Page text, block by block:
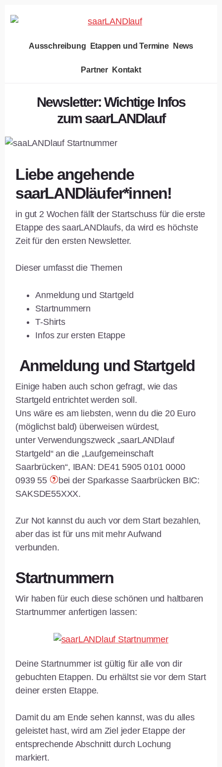
to
to
Ausschreibung
Etappen und Termine News
Partner Kontakt
Newsletter: Wichtige Infos
zum saarLANDlauf
Liebe angehende
saarLANDläufer*innen!
in gut 2 Wochen fällt der Startschuss für die erste
Etappe des saarLANDlaufs, da wird es höchste
Zeit für den ersten Newsletter.
Dieser umfasst die Themen
Anmeldung und Startgeld
Startnummern
T-Shirts
Infos zur ersten Etappe
Anmeldung und Startgeld
Einige haben auch schon gefragt, wie das
Startgeld entrichtet werden soll.
Uns wäre es am liebsten, wenn du die 20 Euro
(möglichst bald) überweisen würdest,
unter Verwendungszweck „saarLANDlauf
Startgeld“ an die „Laufgemeinschaft
Saarbrücken“, IBAN: DE41 5905 0101 0000
0939 55
bei der Sparkasse Saarbrücken BIC:
SAKSDE55XXX.
Zur Not kannst du auch vor dem Start bezahlen,
aber das ist für uns mit mehr Aufwand
verbunden.
Startnummern
Wir haben für euch diese schönen und haltbaren
Startnummer anfertigen lassen:
Deine Startnummer ist gültig für alle von dir
gebuchten Etappen. Du erhältst sie vor dem Start
deiner ersten Etappe.
Damit du am Ende sehen kannst, was du alles
geleistet hast, wird am Ziel jeder Etappe der
entsprechende Abschnitt durch Lochung
markiert.